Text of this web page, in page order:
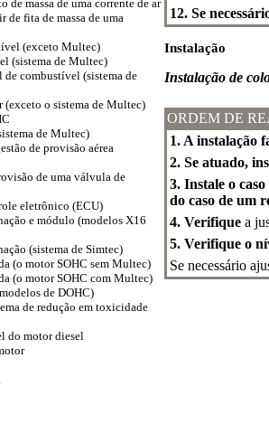
de massa de uma corrente de ar
de fita de massa de uma
(exceto Multec)
(sistema de Multec)
de combustível (sistema de
(exceto o sistema de Multec)
de Multec)
de provisão aérea
de uma válvula de
eletrônico (ECU)
e módulo (modelos X16
(sistema de Simtec)
(o motor SOHC sem Multec)
(o motor SOHC com Multec)
de DOHC)
de redução em toxicidade
do motor diesel
12. Se
Instalação
Instalação de
ORDEM DE
1. A instalação
2. Se atuado,
3. Instale o
do caso de um
4. Verifique a
5. Verifique o
Se necessário